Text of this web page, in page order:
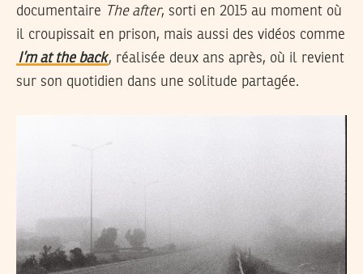
documentaire The after, sorti en 2015 au moment où
il croupissait en prison, mais aussi des vidéos comme
I’m at the back, réalisée deux ans après, où il revient
sur son quotidien dans une solitude partagée.